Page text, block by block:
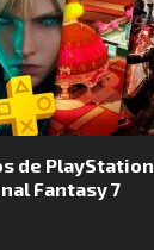
de PlayStation
Fantasy 7